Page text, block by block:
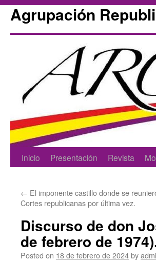
Agrupación
Skip
content
Inicio Presentación Revista
← El imponente castillo donde se
Cortes republicanas por última vez.
Discurso de don
de febrero de
Posted on 18 de febrero de 2024by